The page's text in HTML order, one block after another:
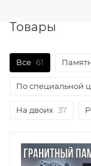
Товары
Все 61
По специальной
На двоих 37